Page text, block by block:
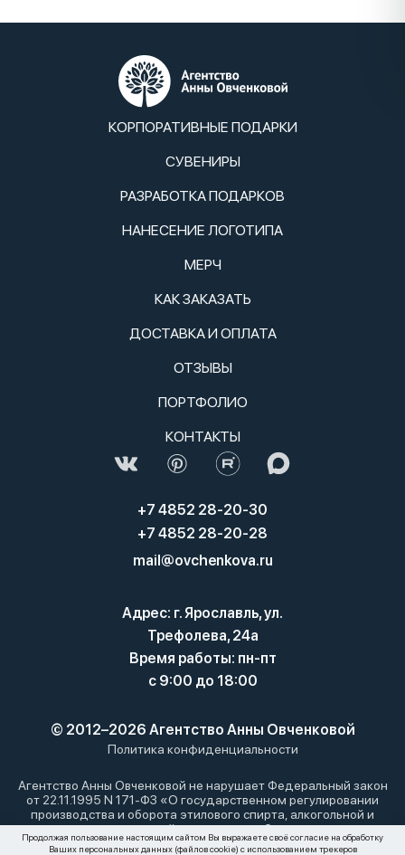
КОРПОРАТИВНЫЕ ПОДАРКИ
СУВЕНИРЫ
РАЗРАБОТКА ПОДАРКОВ
НАНЕСЕНИЕ ЛОГОТИПА
МЕРЧ
КАК ЗАКАЗАТЬ
ДОСТАВКА И ОПЛАТА
ОТЗЫВЫ
ПОРТФОЛИО
КОНТАКТЫ
+7 4852 28-20-30
+7 4852 28-20-28
mail@ovchenkova.ru
Адрес: г. Ярославль, ул.
Трефолева, 24а
Время работы: пн-пт
с 9:00 до 18:00
Политика конфиденциальности
© 2012–2026 Агентство Анны Овченковой
Агентство Анны Овченковой не нарушает Федеральный закон
от 22.11.1995 N 171-ФЗ «О государственном регулировании
производства и оборота этилового спирта, алкогольной и
спиртосодержащей продукции и об ограничении
потребления (распития) алкогольной продукции»: мы не
Продолжая пользование настоящим сайтом Вы выражаете своё согласие на обработку
Ваших персональных данных (файлов cookie) с использованием трекеров